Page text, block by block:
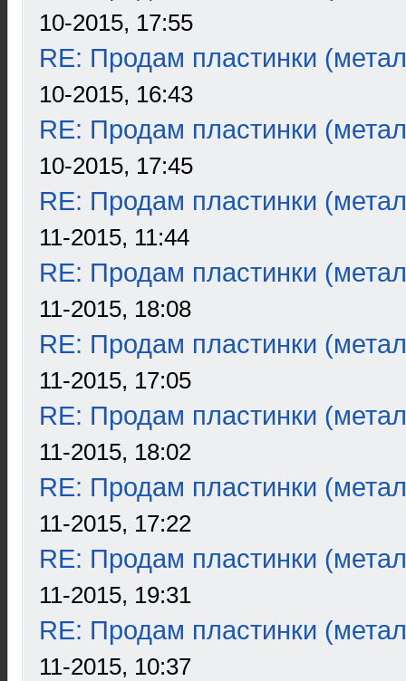
10-2015, 17:55
RE: Продам пластинки
10-2015, 16:43
RE: Продам пластинки
10-2015, 17:45
RE: Продам пластинки
11-2015, 11:44
RE: Продам пластинки
11-2015, 18:08
RE: Продам пластинки
11-2015, 17:05
RE: Продам пластинки
11-2015, 18:02
RE: Продам пластинки
11-2015, 17:22
RE: Продам пластинки
11-2015, 19:31
RE: Продам пластинки
11-2015, 10:37